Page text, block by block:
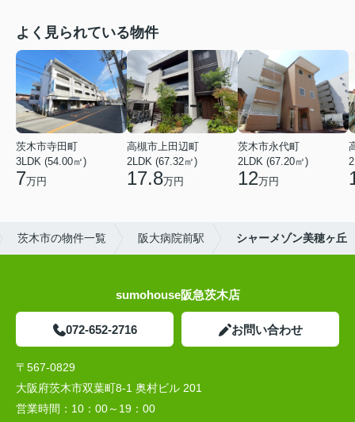
よく見られている物件
茨木市寺田町
3LDK (54.00㎡)
7万円
高槻市上田辺町
2LDK (67.32㎡)
17.8万円
茨木市永代町
2LDK (67.20㎡)
12万円
茨木市の物件一覧 阪大病院前駅 シャーメゾン美穂ヶ丘
sumohouse阪急茨木店
072-652-2716 お問い合わせ
〒567-0829
大阪府茨木市双葉町8-1 奥村ビル 201
営業時間： 10：00～19：00